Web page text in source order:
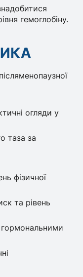
гемоглобіну.
огляди у
таза за
фізичної
та рівень